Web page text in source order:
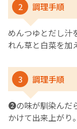
2 調理手順
めんつゆとだし汁
れん草と白菜を加
3 調理手順
❷の味が馴染んだ
かけて出来上がり。